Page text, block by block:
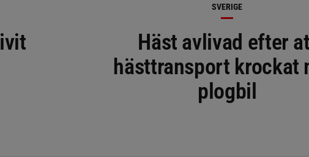
SVERIGE
Häst avlivad efter
hästtransport krockat
plogbil